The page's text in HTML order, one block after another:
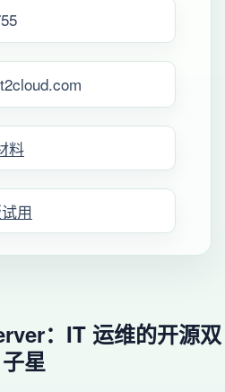
料
用
：IT 运维的开源双
子星